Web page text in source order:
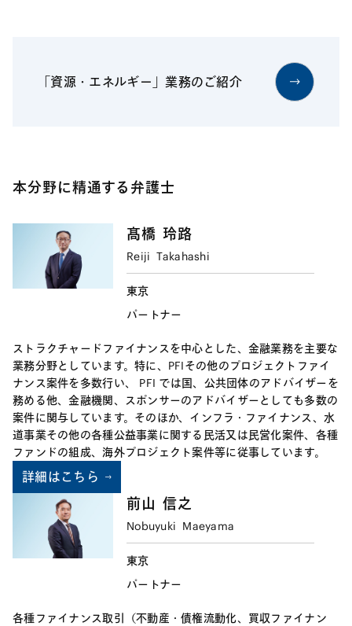
「資源・エネルギー」業務のご紹介
本分野に精通する弁護士
髙橋 玲路
Reiji Takahashi
東京
パートナー
ストラクチャードファイナンスを中心とした、金融業務を主要な
業務分野としています。特に、PFIその他のプロジェクトファイ
ナンス案件を多数行い、 PFI では国、公共団体のアドバイザーを
務める他、金融機関、スポンサーのアドバイザーとしても多数の
案件に関与しています。そのほか、インフラ・ファイナンス、水
道事業その他の各種公益事業に関する民活又は民営化案件、各種
ファンドの組成、海外プロジェクト案件等に従事しています。
詳細はこちら
前山 信之
Nobuyuki Maeyama
東京
パートナー
各種ファイナンス取引（不動産・債権流動化、買収ファイナン